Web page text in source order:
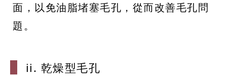
面，以免油脂堵塞毛孔，從而改善毛孔問
題。
ii. 乾燥型毛孔